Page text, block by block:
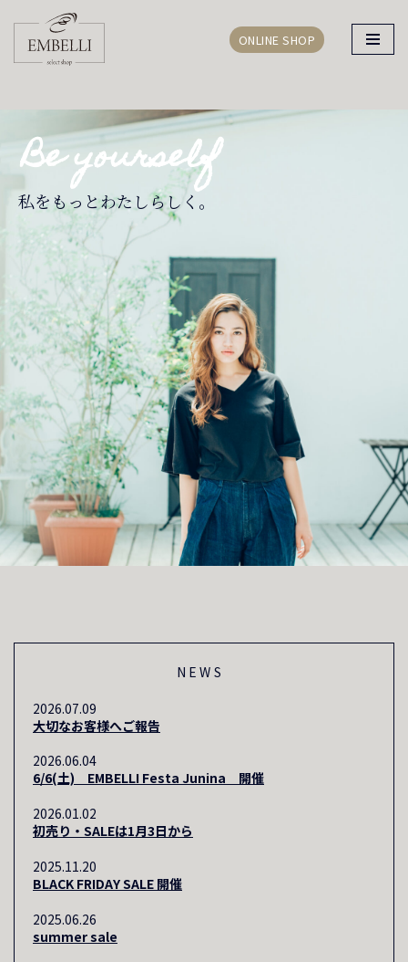
へ
キ
プ
ONLINE SHOP
Be yourself
私をもっとわたしらしく。
NEWS
大切なお客様へご報告
2026.07.09
6/6(土) EMBELLI Festa Junina 開催
2026.06.04
初売り・SALEは1月3日から
2026.01.02
BLACK FRIDAY SALE 開催
2025.11.20
summer sale
2025.06.26